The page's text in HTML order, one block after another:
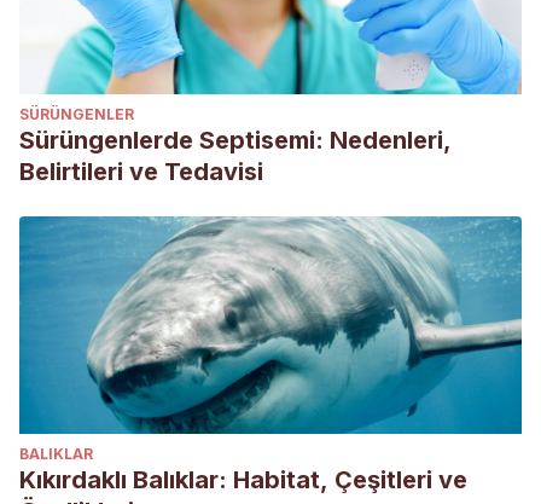
first opinion veterinary care in the UK: demography,
mortality and disorders. Scientific Reports, 9(1), 1-13.
Morrison, F. (1908). THE ARISTOCRATIC PERSIAN CAT.
Country life in America, 446-483.
SÜRÜNGENLER
Sürüngenlerde Septisemi: Nedenleri,
Belirtileri ve Tedavisi
BALIKLAR
Kıkırdaklı Balıklar: Habitat, Çeşitleri ve